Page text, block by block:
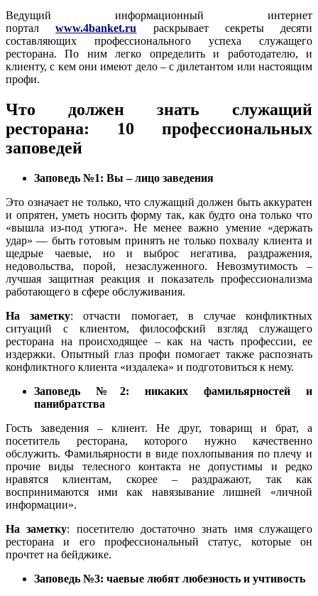
Ведущий информационный интернет
порталwww.4banket.ru раскрывает секреты десяти
составляющих профессионального успеха служащего
ресторана. По ним легко определить и работодателю, и
клиенту, с кем они имеют дело – с дилетантом или настоящим
профи.
Что должен знать служащий
ресторана: 10 профессиональных
заповедей
Заповедь №1: Вы – лицо заведения
Это означает не только, что служащий должен быть аккуратен
и опрятен, уметь носить форму так, как будто она только что
«вышла из-под утюга». Не менее важно умение «держать
удар» — быть готовым принять не только похвалу клиента и
щедрые чаевые, но и выброс негатива, раздражения,
недовольства, порой, незаслуженного. Невозмутимость –
лучшая защитная реакция и показатель профессионализма
работающего в сфере обслуживания.
На заметку: отчасти помогает, в случае конфликтных
ситуаций с клиентом, философский взгляд служащего
ресторана на происходящее – как на часть профессии, ее
издержки. Опытный глаз профи помогает также распознать
конфликтного клиента «издалека» и подготовиться к нему.
Заповедь №2: никаких фамильярностей и
панибратства
Гость заведения – клиент. Не друг, товарищ и брат, а
посетитель ресторана, которого нужно качественно
обслужить. Фамильярности в виде похлопывания по плечу и
прочие виды телесного контакта не допустимы и редко
нравятся клиентам, скорее – раздражают, так как
воспринимаются ими как навязывание лишней «личной
информации».
На заметку: посетителю достаточно знать имя служащего
ресторана и его профессиональный статус, которые он
прочтет на бейджике.
Заповедь №3: чаевые любят любезность и учтивость